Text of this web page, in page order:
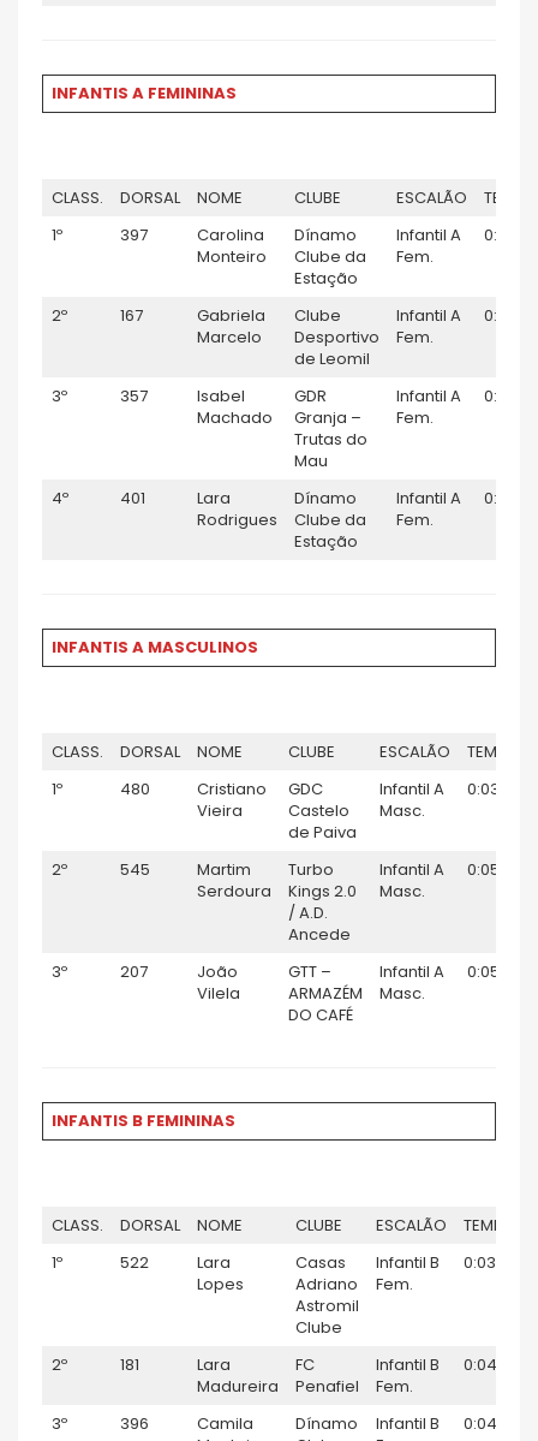
INFANTIS A FEMININAS
CLASS. DORSAL NOME CLUBE ESCALÃO
TEMPO
1º
397
Carolina
Monteiro
Dínamo
Clube da
Estação
Infantil A
Fem.
2º 167
Gabriela
Marcelo
Clube
Desportivo
de Leomil
Infantil A
Fem.
3º 357
Isabel
Machado
GDR
Granja –
Trutas do
Mau
Infantil A
Fem.
4º 401
Lara
Rodrigues
Dínamo
Clube da
Estação
Infantil A
Fem.
0:05:09
INFANTIS A MASCULINOS
CLASS. DORSAL NOME CLUBE ESCALÃO
TEMPO
1º
480
Cristiano
Vieira
GDC
Castelo
de Paiva
Infantil A
Masc.
0:03:59
2º 545
Martim
Serdoura
Turbo
Kings 2.0
/ A.D.
Ancede
Infantil A
Masc.
0:05:01
3º 207
João
Vilela
GTT –
ARMAZÉM
DO CAFÉ
Infantil A
Masc.
0:05:10
INFANTIS B FEMININAS
CLASS. DORSAL NOME CLUBE ESCALÃO
TEMPO
1º
522
Lara
Lopes
Casas
Adriano
Astromil
Clube
Infantil B
Fem.
0:03:52
2º 181
Lara
Madureira
FC
Penafiel
Infantil B
Fem.
0:04:08
3º 396
Camila
Dínamo
Infantil B
0:04:29